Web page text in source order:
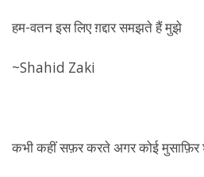
हम-वतन इस लिए ग़द्दार समझते हैं मुझे
~Shahid Zaki
कभी कहीं सफ़र करते अगर कोई मुसाफ़िर शेर